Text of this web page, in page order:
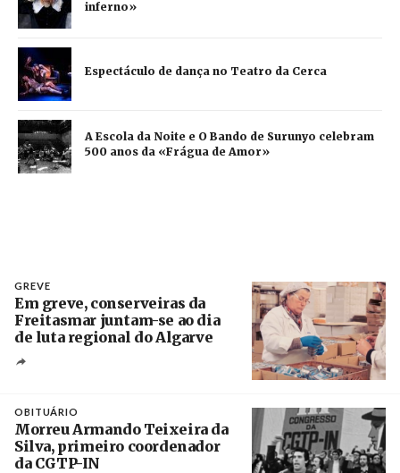
inferno»
Espectáculo de dança no Teatro da Cerca
A Escola da Noite e O Bando de Surunyo celebram
500 anos da «Frágua de Amor»
GREVE
Em greve, conserveiras da
Freitasmar juntam-se ao dia
de luta regional do Algarve
OBITUÁRIO
Morreu Armando Teixeira da
Silva, primeiro coordenador
da CGTP-IN